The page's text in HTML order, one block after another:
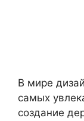
В мире
самых
создание